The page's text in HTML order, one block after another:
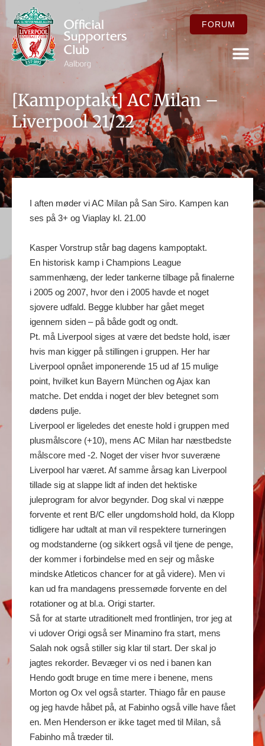
FORUM
[Kampoptakt] AC Milan –
Liverpool 21/22
I aften møder vi AC Milan på San Siro. Kampen kan
ses på 3+ og Viaplay kl. 21.00
Kasper Vorstrup står bag dagens kampoptakt.
En historisk kamp i Champions League
sammenhæng, der leder tankerne tilbage på finalerne
i 2005 og 2007, hvor den i 2005 havde et noget
sjovere udfald. Begge klubber har gået meget
igennem siden – på både godt og ondt.
Pt. må Liverpool siges at være det bedste hold, især
hvis man kigger på stillingen i gruppen. Her har
Liverpool opnået imponerende 15 ud af 15 mulige
point, hvilket kun Bayern München og Ajax kan
matche. Det endda i noget der blev betegnet som
dødens pulje.
Liverpool er ligeledes det eneste hold i gruppen med
plusmålscore (+10), mens AC Milan har næstbedste
målscore med -2. Noget der viser hvor suveræne
Liverpool har været. Af samme årsag kan Liverpool
tillade sig at slappe lidt af inden det hektiske
juleprogram for alvor begynder. Dog skal vi næppe
forvente et rent B/C eller ungdomshold hold, da Klopp
tidligere har udtalt at man vil respektere turneringen
og modstanderne (og sikkert også vil tjene de penge,
der kommer i forbindelse med en sejr og måske
mindske Atleticos chancer for at gå videre). Men vi
kan ud fra mandagens pressemøde forvente en del
rotationer og at bl.a. Origi starter.
Så for at starte utraditionelt med frontlinjen, tror jeg at
vi udover Origi også ser Minamino fra start, mens
Salah nok også stiller sig klar til start. Der skal jo
jagtes rekorder. Bevæger vi os ned i banen kan
Hendo godt bruge en time mere i benene, mens
Morton og Ox vel også starter. Thiago får en pause
og jeg havde håbet på, at Fabinho også ville have fået
en. Men Henderson er ikke taget med til Milan, så
Fabinho må træder til.